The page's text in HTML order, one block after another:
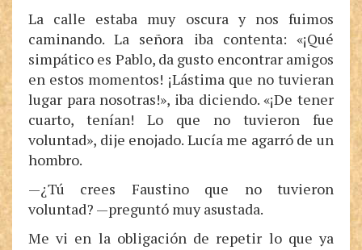
La calle estaba muy oscura y nos fuimos
caminando. La señora iba contenta: «¡Qué
simpático es Pablo, da gusto encontrar amigos
en estos momentos! ¡Lástima que no tuvieran
lugar para nosotras!», iba diciendo. «¡De tener
cuarto, tenían! Lo que no tuvieron fue
voluntad», dije enojado. Lucía me agarró de un
hombro.
—¿Tú crees Faustino que no tuvieron
voluntad? —preguntó muy asustada.
Me vi en la obligación de repetir lo que ya